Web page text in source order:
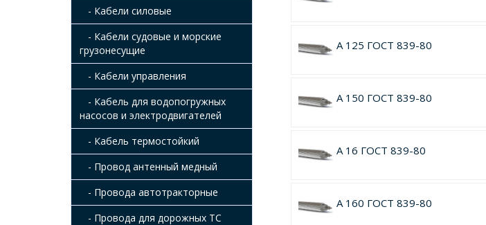
- Кабели силовые
- Кабели судовые и морские
грузонесущие
- Кабели управления
- Кабель для водопогружных
насосов и электродвигателей
- Кабель термостойкий
- Провод антенный медный
- Провода автотракторные
- Провода для дорожных ТС
А 125 ГОСТ 839-80
А 150 ГОСТ 839-80
А 16 ГОСТ 839-80
А 160 ГОСТ 839-80